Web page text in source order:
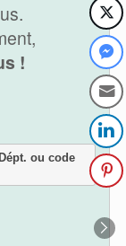
!
ou code